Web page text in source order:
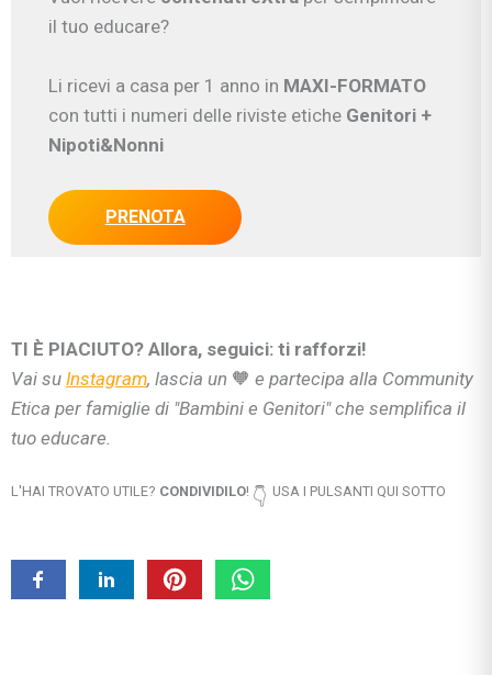
il tuo educare?
Li ricevi a casa per 1 anno in MAXI-FORMATO
con tutti i numeri delle riviste etiche Genitori +
Nipoti&Nonni
PRENOTA
TI È PIACIUTO? Allora, seguici: ti rafforzi!
Vai su Instagram, lascia un 🧡 e partecipa alla Community
Etica per famiglie di "Bambini e Genitori" che semplifica il
tuo educare.
L'HAI TROVATO UTILE? CONDIVIDILO! 👇 USA I PULSANTI QUI SOTTO